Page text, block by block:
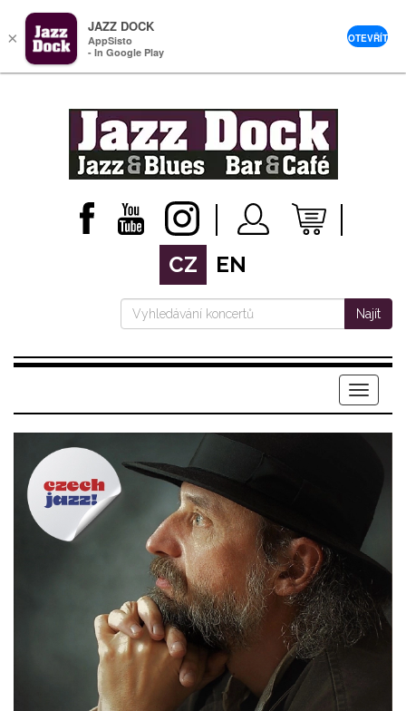
CZ EN
Najít
Menu
×
JAZZ DOCK
AppSisto
- In Google Play
OTEVŘÍT